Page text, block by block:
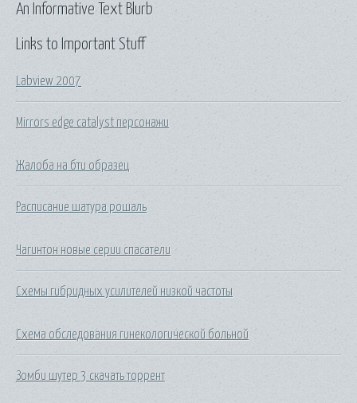
Links to Important Stuff
Labview 2007
Mirrors edge catalyst персонажи
Жалоба на бти образец
Расписание шатура рошаль
Чагинтон новые серии спасатели
Схемы гибридных усилителей низкой частоты
Схема обследования гинекологической больной
Зомби шутер 3 скачать торрент
An Informative Text Blurb